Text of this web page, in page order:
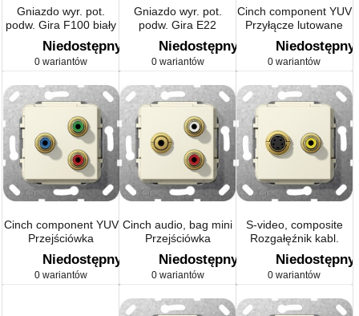
Gniazdo wyr. pot.
podw. Gira F100 biały
Niedostępny
0 wariantów
Gniazdo wyr. pot.
podw. Gira E22
naturalny stalowy
Niedostępny
0 wariantów
Cinch component YUV
Przyłącze lutowane
Urządzenie podtynk.
Niedostępny
0 wariantów
Cinch component YUV
Przejściówka
Urządzenie podtynk.
Niedostępny
0 wariantów
Cinch audio, bag mini
Przejściówka
Urządzenie podtynk.
Niedostępny
0 wariantów
S-video, composite
Rozgałęźnik kabl.
Urządzenie podtynk.
kremowy
Niedostępny
0 wariantów